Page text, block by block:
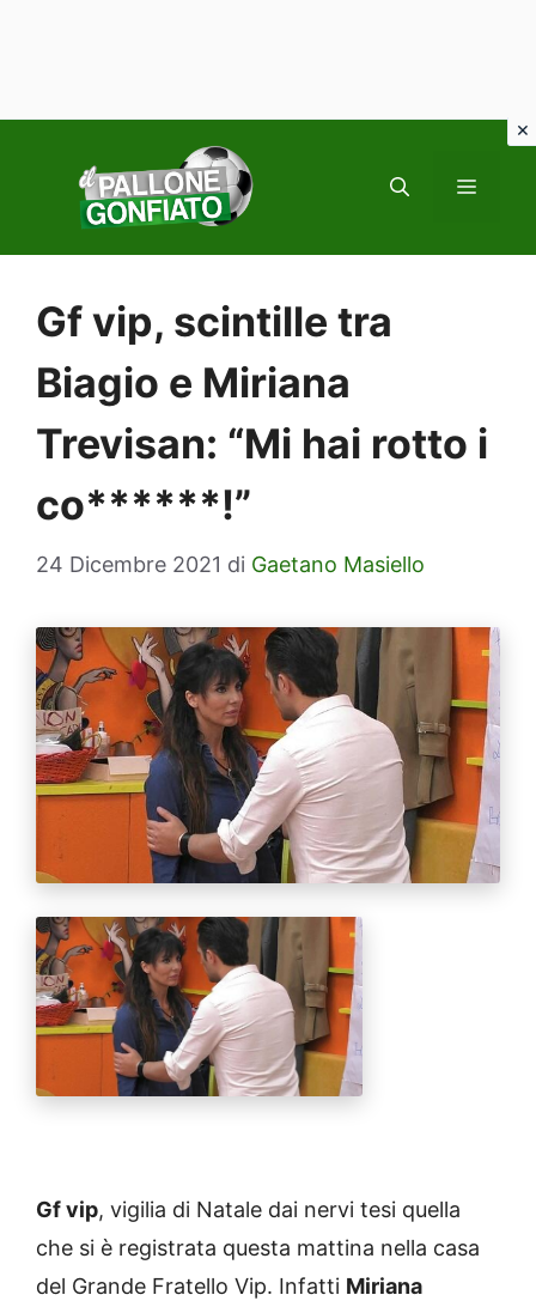
contenuto
MENU
Gf vip, scintille tra
Biagio e Miriana
Trevisan: “Mi hai rotto i
co******!”
24 Dicembre 2021 di Gaetano Masiello
Gf vip, vigilia di Natale dai nervi tesi quella
che si è registrata questa mattina nella casa
del Grande Fratello Vip. Infatti Miriana